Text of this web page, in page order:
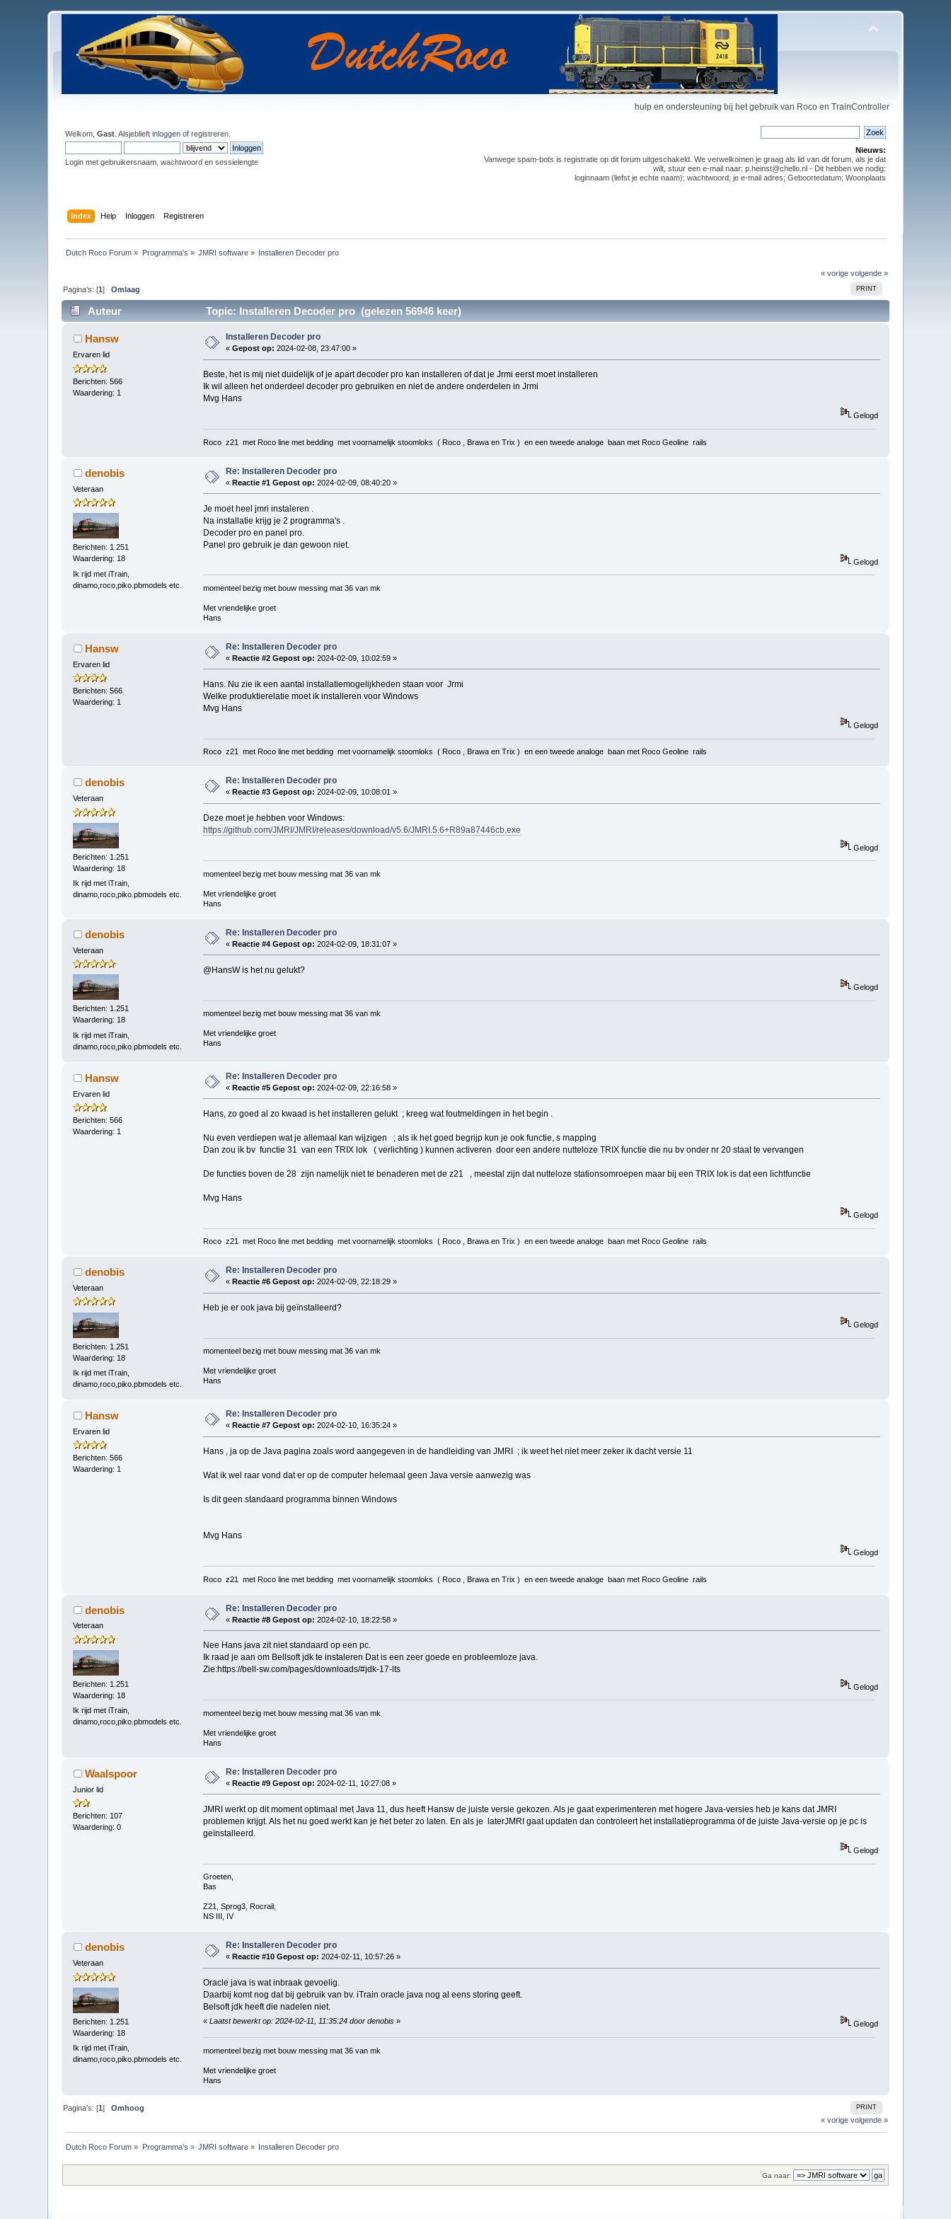
hulp en ondersteuning bij het gebruik van Roco en TrainController
Welkom,Gast . Alsjeblieftinloggen ofregistreren
Login met gebruikersnaam, wachtwoord en sessielengte
Nieuws:
Vanwege spam-bots is registratie op dit forum uitgeschakeld. We verwelkomen je graag als lid van dit forum, als je dat
wilt, stuur een e-mail naar: p.heinst@chello.nl - Dit hebben we nodig:
loginnaam (liefst je echte naam); wachtwoord; je e-mail adres; Geboortedatum; Woonplaats
Index Help Inloggen Registreren
Dutch Roco Forum » Programma's » JMRI software » Installeren Decoder pro
« vorige volgende »
PRINT
Pagina's: [1]Omlaag
Auteur Topic: Installeren Decoder pro (gelezen 56946 keer)
Hansw
Ervaren lid
Berichten: 566
Waardering: 1
Installeren Decoder pro
«Gepost op: 2024-02-08, 23:47:00 »
Beste, het is mij niet duidelijk of je apart decoder pro kan installeren of dat je Jrmi eerst moet installeren
Ik wil alleen het onderdeel decoder pro gebruiken en niet de andere onderdelen in Jrmi
Mvg Hans
Gelogd
Roco z21 met Roco line met bedding met voornamelijk stoomloks ( Roco , Brawa en Trix ) en een tweede analoge baan met Roco Geoline rails
denobis
Veteraan
Berichten: 1.251
Waardering: 18
Ik rijd met iTrain,
dinamo,roco,piko.pbmodels etc.
Re: Installeren Decoder pro
«Reactie #1 Gepost op: 2024-02-09, 08:40:20 »
Je moet heel jmri instaleren .
Na installatie krijg je 2 programma's .
Decoder pro en panel pro.
Panel pro gebruik je dan gewoon niet.
Gelogd
momenteel bezig met bouw messing mat 36 van mk
Met vriendelijke groet
Hans
Hansw
Ervaren lid
Berichten: 566
Waardering: 1
Re: Installeren Decoder pro
«Reactie #2 Gepost op: 2024-02-09, 10:02:59 »
Hans. Nu zie ik een aantal installatiemogelijkheden staan voor Jrmi
Welke produktierelatie moet ik installeren voor Windows
Mvg Hans
Gelogd
Roco z21 met Roco line met bedding met voornamelijk stoomloks ( Roco , Brawa en Trix ) en een tweede analoge baan met Roco Geoline rails
denobis
Veteraan
Berichten: 1.251
Waardering: 18
Ik rijd met iTrain,
dinamo,roco,piko.pbmodels etc.
Re: Installeren Decoder pro
« Reactie #3 Gepost op: 2024-02-09, 10:08:01 »
Deze moet je hebben voor Windows:
https://github.com/JMRI/JMRI/releases/download/v5.6/JMRI.5.6+R89a87446cb.exe
Gelogd
momenteel bezig met bouw messing mat 36 van mk
Met vriendelijke groet
Hans
denobis
Veteraan
Berichten: 1.251
Waardering: 18
Ik rijd met iTrain,
dinamo,roco,piko.pbmodels etc.
Re: Installeren Decoder pro
«Reactie #4 Gepost op: 2024-02-09, 18:31:07 »
@HansW is het nu gelukt?
Gelogd
momenteel bezig met bouw messing mat 36 van mk
Met vriendelijke groet
Hans
Hansw
Ervaren lid
Berichten: 566
Waardering: 1
Re: Installeren Decoder pro
«Reactie #5 Gepost op: 2024-02-09, 22:16:58 »
Hans, zo goed al zo kwaad is het installeren gelukt ; kreeg wat foutmeldingen in het begin .
Nu even verdiepen wat je allemaal kan wijzigen ; als ik het goed begrijp kun je ook functie, s mapping
Dan zou ik bv functie 31 van een TRIX lok ( verlichting ) kunnen activeren door een andere nutteloze TRIX functie die nu bv onder nr 20 staat te vervangen
De functies boven de 28 zijn namelijk niet te benaderen met de z21 , meestal zijn dat nutteloze stationsomroepen maar bij een TRIX lok is dat een lichtfunctie
Mvg Hans
Gelogd
Roco z21 met Roco line met bedding met voornamelijk stoomloks ( Roco , Brawa en Trix ) en een tweede analoge baan met Roco Geoline rails
denobis
Veteraan
Berichten: 1.251
Waardering: 18
Ik rijd met iTrain,
dinamo,roco,piko.pbmodels etc.
Re: Installeren Decoder pro
«Reactie #6 Gepost op: 2024-02-09, 22:18:29 »
Heb je er ook java bij geïnstalleerd?
Gelogd
momenteel bezig met bouw messing mat 36 van mk
Met vriendelijke groet
Hans
Hansw
Ervaren lid
Berichten: 566
Waardering: 1
Re: Installeren Decoder pro
«Reactie #7 Gepost op: 2024-02-10, 16:35:24 »
Hans , ja op de Java pagina zoals word aangegeven in de handleiding van JMRI ; ik weet het niet meer zeker ik dacht versie 11
Wat ik wel raar vond dat er op de computer helemaal geen Java versie aanwezig was
Is dit geen standaard programma binnen Windows
Mvg Hans
Gelogd
Roco z21 met Roco line met bedding met voornamelijk stoomloks ( Roco , Brawa en Trix ) en een tweede analoge baan met Roco Geoline rails
denobis
Veteraan
Berichten: 1.251
Waardering: 18
Ik rijd met iTrain,
dinamo,roco,piko.pbmodels etc.
Re: Installeren Decoder pro
«Reactie #8 Gepost op: 2024-02-10, 18:22:58 »
Nee Hans java zit niet standaard op een pc.
Ik raad je aan om Bellsoft jdk te instaleren Dat is een zeer goede en probleemloze java.
Zie:https://bell-sw.com/pages/downloads/#jdk-17-lts
Gelogd
momenteel bezig met bouw messing mat 36 van mk
Met vriendelijke groet
Hans
Waalspoor
Junior lid
Berichten: 107
Waardering: 0
Re: Installeren Decoder pro
«Reactie #9 Gepost op: 2024-02-11, 10:27:08 »
JMRI werkt op dit moment optimaal met Java 11, dus heeft Hansw de juiste versie gekozen. Als je gaat experimenteren met hogere Java-versies heb je kans dat JMRI
problemen krijgt. Als het nu goed werkt kan je het beter zo laten. En als je laterJMRI gaat updaten dan controleert het installatieprogramma of de juiste Java-versie op je pc is
geïnstalleerd.
Gelogd
Groeten,
Bas
Z21, Sprog3, Rocrail,
NS III, IV
denobis
Veteraan
Berichten: 1.251
Waardering: 18
Ik rijd met iTrain,
dinamo,roco,piko.pbmodels etc.
Re: Installeren Decoder pro
« Reactie #10 Gepost op: 2024-02-11, 10:57:26 »
Oracle java is wat inbraak gevoelig.
Daarbij komt nog dat bij gebruik van bv. iTrain oracle java nog al eens storing geeft.
Belsoft jdk heeft die nadelen niet.
« Laatst bewerkt op: 2024-02-11, 11:35:24 door denobis» Gelogd
momenteel bezig met bouw messing mat 36 van mk
Met vriendelijke groet
Hans
PRINT
Pagina's: [1]Omhoog
« vorige volgende »
Dutch Roco Forum » Programma's » JMRI software » Installeren Decoder pro
Ga naar: